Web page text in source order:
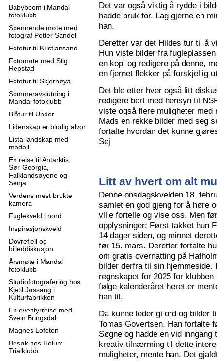
Babyboom i Mandal
fotoklubb
Spennende møte med
fotograf Petter Sandell
Fototur til Kristiansand
Fotomøte med Stig
Repstad
Fototur til Skjernøya
Sommeravslutning i
Mandal fotoklubb
Blåtur til Under
Lidenskap er blodig alvor
Lista landskap med
modell
En reise til Antarktis,
Sør-Georgia,
Falklandsøyene og
Senja
Verdens mest brukte
kamera
Fuglekveld i nord
Inspirasjonskveld
Dovrefjell og
billeddiskusjon
Årsmøte i Mandal
fotoklubb
Studiofotografering hos
Kjetil Jøssang i
Kulturfabrikken
En eventyrreise med
Svein Bringsdal
Magnes Lofoten
Besøk hos Holum
Trialklubb
Det var også viktig å rydde i
hadde bruk for. Lag gjerne en
han.
Deretter var det Hildes tur til å
Hun viste bilder fra
en kopi og redigere på denne,
en fjernet flekker på forskjellig
Det ble etter hver også litt
redigere bort med hensyn til
viste også flere muligheter
Mads en rekke bilder med seg
fortalte hvordan det kunne
Sej
Litt av hvert om alt
Denne onsdagskvelden 18.
samlet en god gjeng for å høre
ville fortelle og vise oss. Men
opplysninger; Først takket hun
14 dager siden, og minnet
før 15. mars. Deretter fortalte
om gratis overnatting på
bilder derfra til sin hjemmeside.
regnskapet for 2025 for
følge kalenderåret heretter
han til.
Da kunne leder gi ord og bilder
Tomas Govertsen. Han fortalte
Søgne og hadde en vid
kreativ tilnærming til dette
muligheter, mente han. Det